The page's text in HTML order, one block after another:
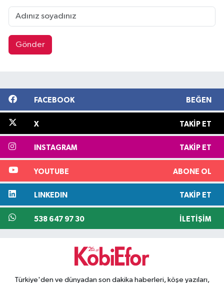
Gönder
FACEBOOK BEĞEN
X TAKIP ET
INSTAGRAM TAKIP ET
YOUTUBE ABONE OL
LINKEDIN TAKIP ET
538 647 97 30 İLETIŞIM
Türkiye'den ve dünyadan son dakika haberleri, köşe yazıları,